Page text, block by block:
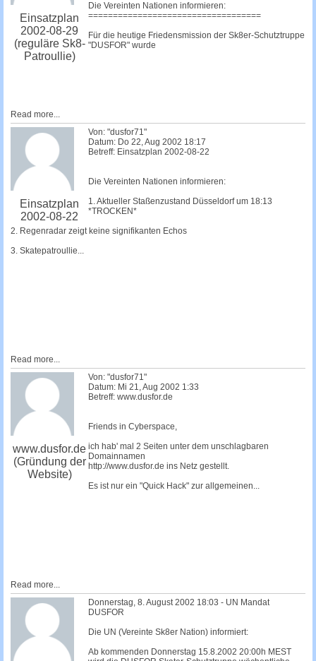
Einsatzplan
2002-08-29
(reguläre Sk8-
Patroullie)
Die Vereinten Nationen informieren:
===================================
Für die heutige Friedensmission der Sk8er-Schutztruppe
"DUSFOR" wurde
Read more...
Einsatzplan
2002-08-22
Von: "dusfor71"
Datum: Do 22, Aug 2002 18:17
Betreff: Einsatzplan 2002-08-22
Die Vereinten Nationen informieren:
1. Aktueller Staßenzustand Düsseldorf um 18:13
*TROCKEN*
2. Regenradar zeigt keine signifikanten Echos
3. Skatepatroullie...
Read more...
www.dusfor.de
(Gründung der
Website)
Von: "dusfor71"
Datum: Mi 21, Aug 2002 1:33
Betreff: www.dusfor.de
Friends in Cyberspace,
ich hab' mal 2 Seiten unter dem unschlagbaren
Domainnamen
http://www.dusfor.de ins Netz gestellt.
Es ist nur ein "Quick Hack" zur allgemeinen...
Read more...
Donnerstag, 8. August 2002 18:03 - UN Mandat
DUSFOR
Die UN (Vereinte Sk8er Nation) informiert:
Ab kommenden Donnerstag 15.8.2002 20:00h MEST